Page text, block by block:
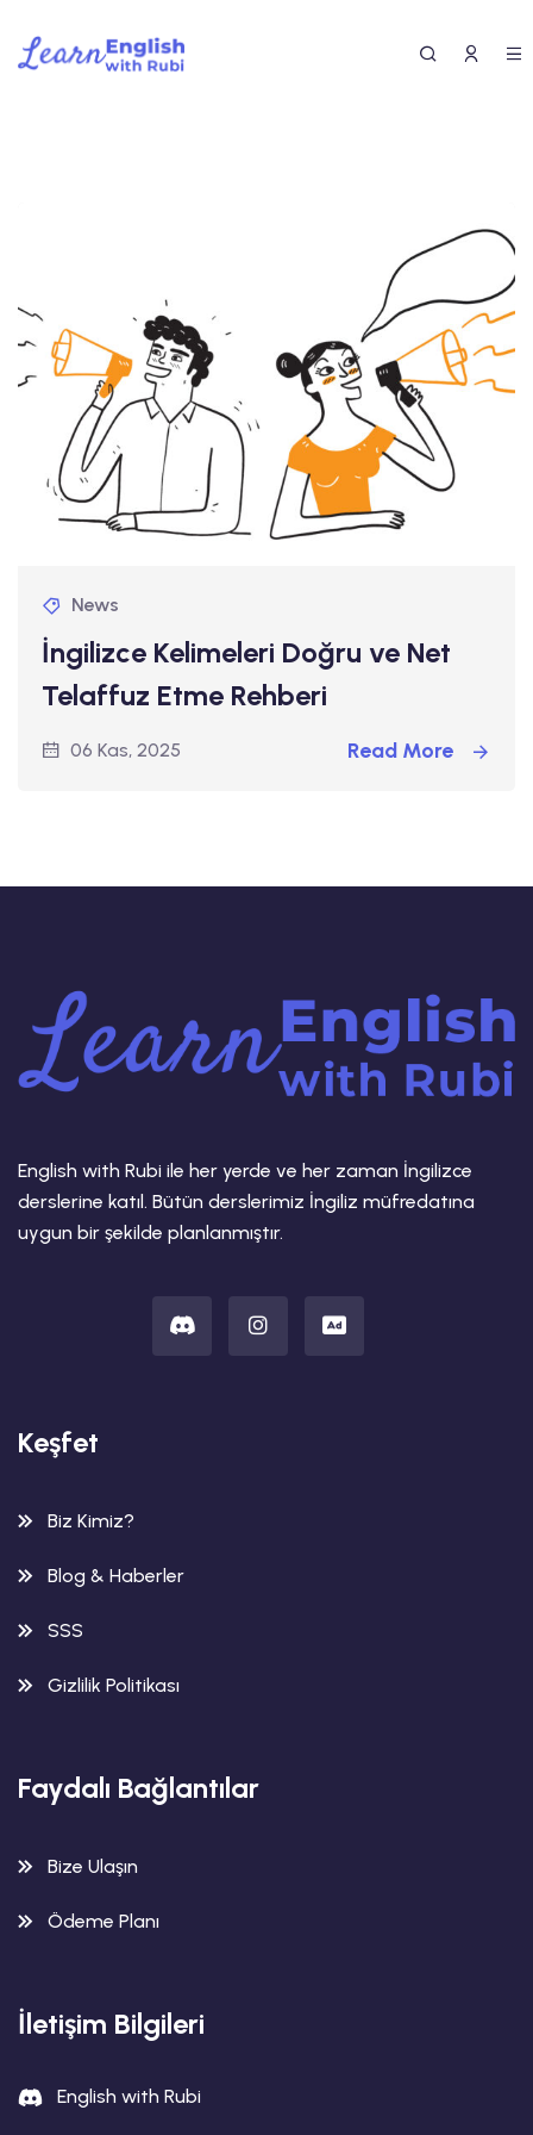
News
İngilizce Kelimeleri Doğru ve Net
Telaffuz Etme Rehberi
06 Kas, 2025 Read More
English with Rubi ile her yerde ve her zaman İngilizce
derslerine katıl. Bütün derslerimiz İngiliz müfredatına
uygun bir şekilde planlanmıştır.
Keşfet
Biz Kimiz?
Blog & Haberler
SSS
Gizlilik Politikası
Faydalı Bağlantılar
Bize Ulaşın
Ödeme Planı
İletişim Bilgileri
English with Rubi